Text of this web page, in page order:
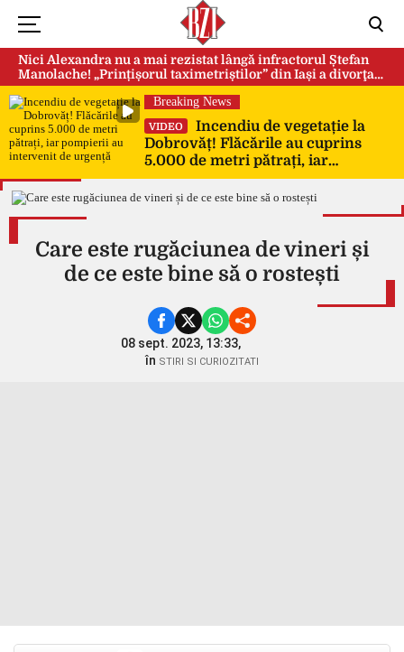
Nici Alexandra nu a mai rezistat lângă infractorul Ștefan
Manolache! „Prințișorul taximetriștilor” din Iași a divorţat
după doi ani de căsnicie
Breaking News
VIDEO
Incendiu de vegetație la
Dobrovăț! Flăcările au cuprins
5.000 de metri pătrați, iar
pompierii au intervenit de urgență
Care este rugăciunea de vineri și
de ce este bine să o rostești
08 sept. 2023, 13:33,
în STIRI SI CURIOZITATI